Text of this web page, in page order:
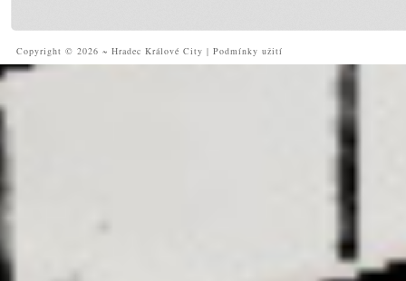
Copyright © 2026 ~ Hradec Králové City | Podmínky užití